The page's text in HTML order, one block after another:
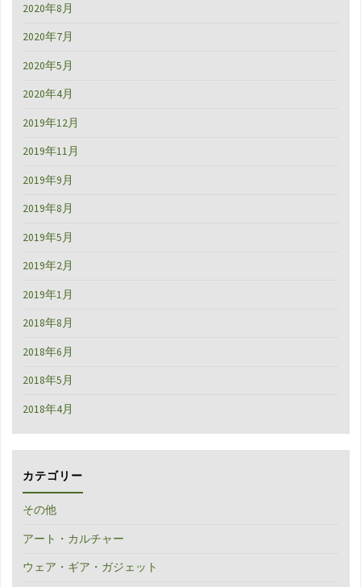
2020年8月
2020年7月
2020年5月
2020年4月
2019年12月
2019年11月
2019年9月
2019年8月
2019年5月
2019年2月
2019年1月
2018年8月
2018年6月
2018年5月
2018年4月
カテゴリー
その他
アート・カルチャー
ウェア・ギア・ガジェット